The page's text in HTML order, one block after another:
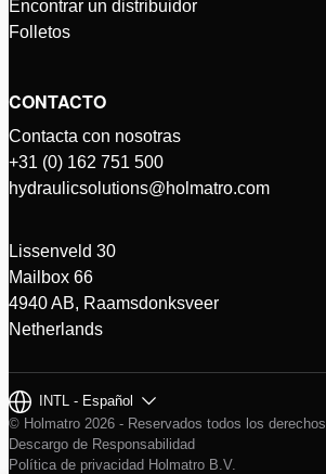
Encontrar un distribuidor
Folletos
CONTACTO
Contacta con nosotras
+31 (0) 162 751 500
hydraulicsolutions@holmatro.com
Lissenveld 30
Mailbox 66
4940 AB, Raamsdonksveer
Netherlands
INTL - Español
© Holmatro 2026 - Reservados todos los derechos
Descargo de Responsabilidad
Política de privacidad Holmatro B.V.